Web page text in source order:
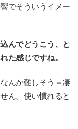
でそういうイメー
んでどうこう、と
た感じですね。
んか難しそう＝凄
ん。使い慣れると